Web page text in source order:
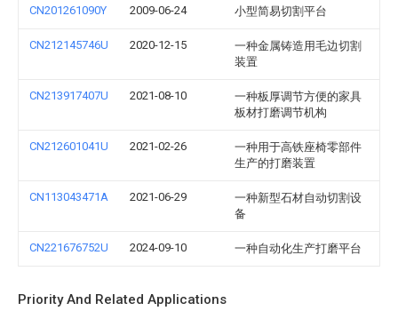
CN201261090Y 2009-06-24 小型简易切割平台
CN212145746U 2020-12-15
一种金属铸造用毛边切割
装置
CN213917407U 2021-08-10
一种板厚调节方便的家具
板材打磨调节机构
CN212601041U 2021-02-26
一种用于高铁座椅零部件
生产的打磨装置
CN113043471A 2021-06-29
一种新型石材自动切割设
备
CN221676752U 2024-09-10 一种自动化生产打磨平台
Priority And Related Applications